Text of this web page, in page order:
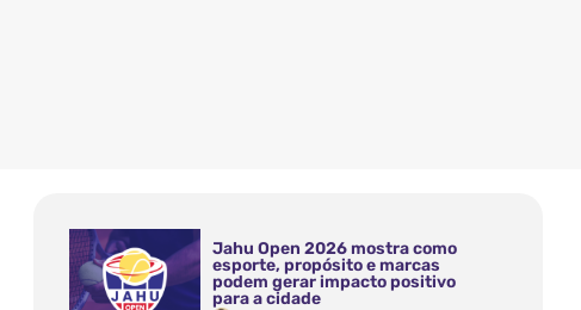
Jahu Open 2026 mostra como
esporte, propósito e marcas
podem gerar impacto positivo
para a cidade